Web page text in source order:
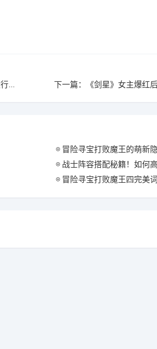
上一篇：PS3模拟器突然简化操作，竟然只需一步就能运行游戏
冒险寻宝打败魔王的萌新
战士阵容搭配秘籍！如何
冒险寻宝打败魔王四完美